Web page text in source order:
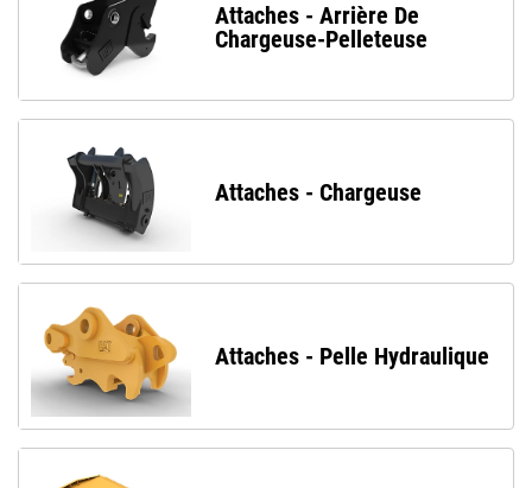
Attaches - Arrière De
Chargeuse-Pelleteuse
Attaches - Chargeuse
Attaches - Pelle Hydraulique